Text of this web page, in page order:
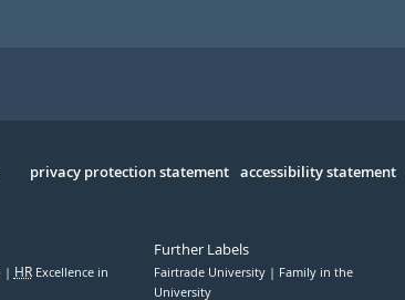
Serivce
privacy protection statement accessibility statement
HRExcellence in
Further Labels
Fairtrade University
Family in the
University